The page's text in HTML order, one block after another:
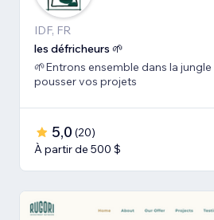
IDF, FR
les défricheurs 🌱
🌱Entrons ensemble dans la
pousser vos projets
5,0 (20)
À partir de 500 $